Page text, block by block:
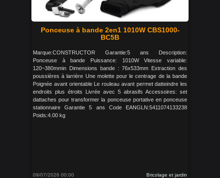
Ponceuse à bande 2en1 1010W CBS1000-
BC5B
Marque:CONSTRUCTOR Garantie:5 ans Description:
Ponceuse à bande Puissance: 1010W Vitesse variable:
120~380mmin Dimensions bande : 76x533mm Extraction des
poussières à larrière Une molette pour le centrage de la bande
Poignée avant orientable Le rouleau avant permet datteindre les
endroits plus étroits Livrée avec 5 abrasifs Accessoires: set
dattaches pour transformer la ponceuse portative en ponceuse
stationnaire Garantie 5 ans Code EANGLN:5411074133238
Poids:4.00 kg
09/07/2026 00:00 Bricolage et jardin